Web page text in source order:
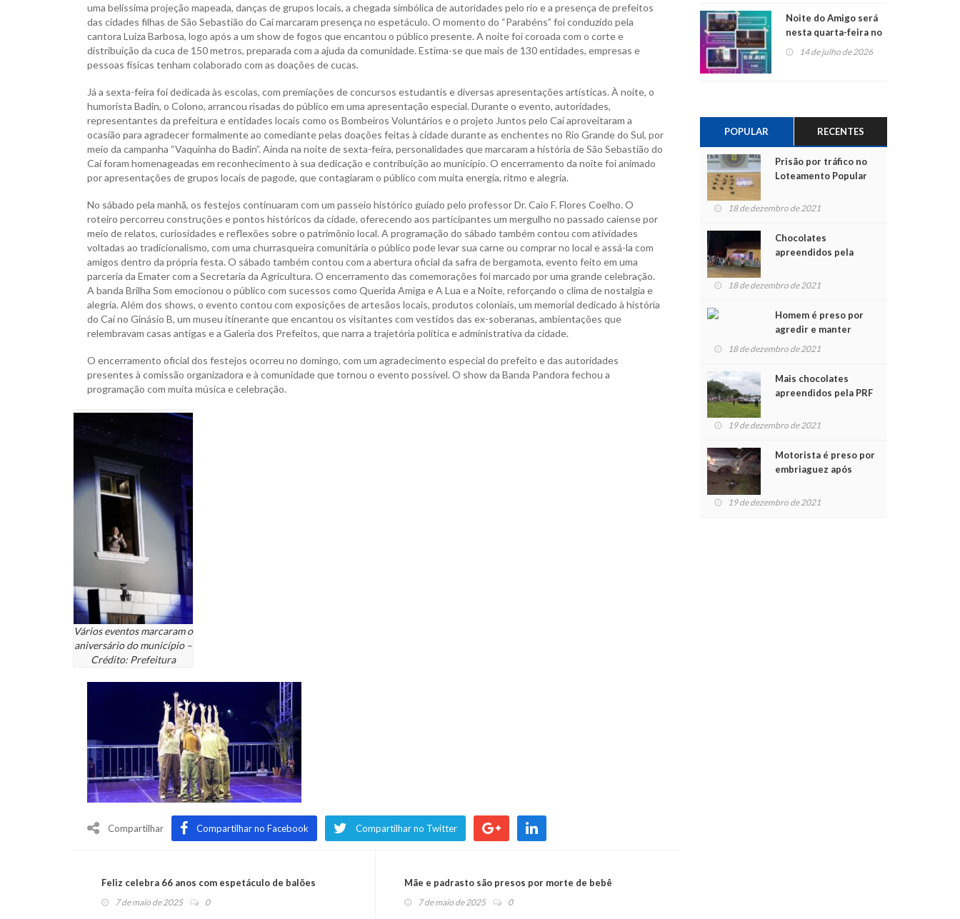
uma belíssima projeção mapeada, danças de grupos locais, a chegada simbólica de autoridades pelo rio e a presença de prefeitos
das cidades filhas de São Sebastião do Caí marcaram presença no espetáculo. O momento do “Parabéns” foi conduzido pela
cantora Luiza Barbosa, logo após a um show de fogos que encantou o público presente. A noite foi coroada com o corte e
distribuição da cuca de 150 metros, preparada com a ajuda da comunidade. Estima-se que mais de 130 entidades, empresas e
pessoas físicas tenham colaborado com as doações de cucas.
Já a sexta-feira foi dedicada às escolas, com premiações de concursos estudantis e diversas apresentações artísticas. À noite, o
humorista Badin, o Colono, arrancou risadas do público em uma apresentação especial. Durante o evento, autoridades,
representantes da prefeitura e entidades locais como os Bombeiros Voluntários e o projeto Juntos pelo Caí aproveitaram a
ocasião para agradecer formalmente ao comediante pelas doações feitas à cidade durante as enchentes no Rio Grande do Sul, por
meio da campanha “Vaquinha do Badin”. Ainda na noite de sexta-feira, personalidades que marcaram a história de São Sebastião do
Caí foram homenageadas em reconhecimento à sua dedicação e contribuição ao município. O encerramento da noite foi animado
por apresentações de grupos locais de pagode, que contagiaram o público com muita energia, ritmo e alegria.
No sábado pela manhã, os festejos continuaram com um passeio histórico guiado pelo professor Dr. Caio F. Flores Coelho. O
roteiro percorreu construções e pontos históricos da cidade, oferecendo aos participantes um mergulho no passado caiense por
meio de relatos, curiosidades e reflexões sobre o patrimônio local. A programação do sábado também contou com atividades
voltadas ao tradicionalismo, com uma churrasqueira comunitária o público pode levar sua carne ou comprar no local e assá-la com
amigos dentro da própria festa. O sábado também contou com a abertura oficial da safra de bergamota, evento feito em uma
parceria da Emater com a Secretaria da Agricultura. O encerramento das comemorações foi marcado por uma grande celebração.
A banda Brilha Som emocionou o público com sucessos como Querida Amiga e A Lua e a Noite, reforçando o clima de nostalgia e
alegria. Além dos shows, o evento contou com exposições de artesãos locais, produtos coloniais, um memorial dedicado à história
do Caí no Ginásio B, um museu itinerante que encantou os visitantes com vestidos das ex-soberanas, ambientações que
relembravam casas antigas e a Galeria dos Prefeitos, que narra a trajetória política e administrativa da cidade.
O encerramento oficial dos festejos ocorreu no domingo, com um agradecimento especial do prefeito e das autoridades
presentes à comissão organizadora e à comunidade que tornou o evento possível. O show da Banda Pandora fechou a
programação com muita música e celebração.
Vários eventos marcaram o
aniversário do município –
Crédito: Prefeitura
Compartilhar Compartilhar no Facebook Compartilhar no Twitter
Feliz celebra 66 anos com espetáculo de balões
7 de maio de 2025 0
Mãe e padrasto são presos por morte de bebê
7 de maio de 2025 0
Noite do Amigo será
nesta quarta-feira no
Centro de Cultura de
14 de julho de 2026
POPULAR RECENTES
Prisão por tráfico no
Loteamento Popular
18 de dezembro de 2021
Chocolates
apreendidos pela
para crianças na
18 de dezembro de 2021
Homem é preso por
agredir e manter
mulher em cárcere
18 de dezembro de 2021
Mais chocolates
apreendidos pela PRF
crianças no Natal
19 de dezembro de 2021
Motorista é preso por
embriaguez após
feridos
19 de dezembro de 2021